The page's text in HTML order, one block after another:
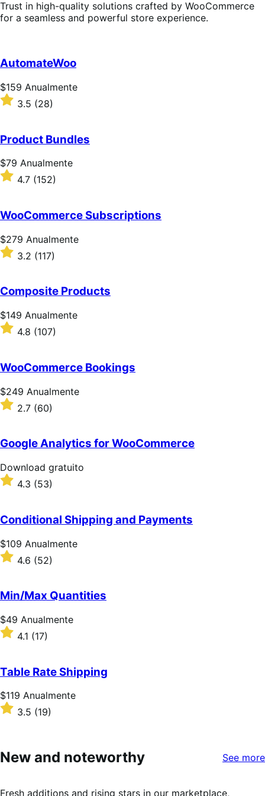
Trust in high-quality solutions crafted by WooCommerce
for a seamless and powerful store experience.
AutomateWoo
Preço:
$159
Anualmente
$159 Anualmente
Classificado
com
de
5
estrelas
3.5 (28)
Product Bundles
Preço:
$79
Anualmente
$79 Anualmente
Classificado
de
5
estrelas
4.7 (152)
WooCommerce Subscriptions
Preço:
$279
Anualmente
$279 Anualmente
Classificado
com
de
5
estrelas
3.2 (117)
Composite Products
Preço:
$149
Anualmente
$149 Anualmente
Classificado
de
5
estrelas
4.8 (107)
WooCommerce Bookings
Preço:
$249
Anualmente
$249 Anualmente
Classificado
com
de
5
estrelas
2.7 (60)
Google Analytics for WooCommerce
Download
gratuito
Download gratuito
Classificado
de
5
estrelas
4.3 (53)
Conditional Shipping and Payments
Preço:
$109
Anualmente
$109 Anualmente
Classificado
com
de
5
estrelas
4.6 (52)
Min/Max Quantities
Preço:
$49
Anualmente
$49 Anualmente
Classificado
com
de
5
estrelas
4.1 (17)
Table Rate Shipping
Preço:
$119
Anualmente
$119 Anualmente
Classificado
com
5
estrelas
3.5 (19)
New and noteworthy See more
Fresh additions and rising stars in our marketplace,